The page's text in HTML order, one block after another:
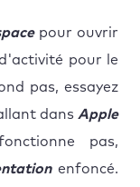
pour ouvrir
pour le
pas, essayez
dans Apple
pas,
enfoncé.